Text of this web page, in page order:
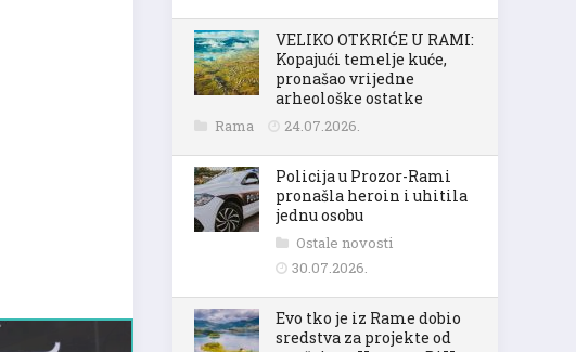
VELIKO OTKRIĆE U RAMI:
Kopajući temelje kuće,
pronašao vrijedne
arheološke ostatke
Rama 24.07.2026.
Policija u Prozor-Rami
pronašla heroin i uhitila
jednu osobu
Ostale novosti
30.07.2026.
Evo tko je iz Rame dobio
sredstva za projekte od